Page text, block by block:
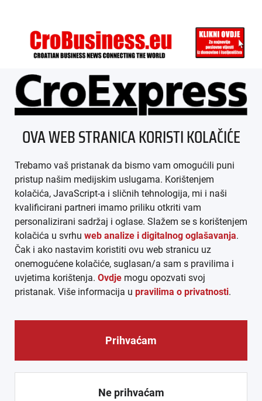
ÜBER UNS
IMPRESSUM
AGB
DATENSCHUTZ
MEDIADATEN
ARHIVA (PDF)
© CROEXPRESS │ INFORMATIVNI MEDIJ HRVATA IZVAN
REPUBLIKE HRVATSKE 2026.
OVA WEB STRANICA KORISTI KOLAČIĆE
Trebamo vaš pristanak da bismo vam omogućili puni
pristup našim medijskim uslugama. Korištenjem
kolačića, JavaScript-a i sličnih tehnologija, mi i naši
kvalificirani partneri imamo priliku otkriti vam
personalizirani sadržaj i oglase. Slažem se s korištenjem
kolačića u svrhu web analize i digitalnog oglašavanja.
Čak i ako nastavim koristiti ovu web stranicu uz
onemogućene kolačiće, suglasan/a sam s pravilima i
uvjetima korištenja. Ovdje mogu opozvati svoj
pristanak. Više informacija u pravilima o privatnosti.
Prihvaćam
Ne prihvaćam